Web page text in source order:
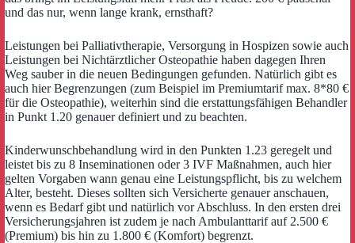
und das nur, wenn lange krank, ernsthaft?
Leistungen bei Palliativtherapie, Versorgung in Hospizen sowie auch
Leistungen bei Nichtärztlicher Osteopathie haben dagegen Ihren
Weg sauber in die neuen Bedingungen gefunden. Natürlich gibt es
auch hier Begrenzungen (zum Beispiel im Premiumtarif max. 8*80 €
für die Osteopathie), weiterhin sind die erstattungsfähigen Behandler
in Punkt 1.20 genauer definiert und zu beachten.
Kinderwunschbehandlung wird in den Punkten 1.23 geregelt und
leistet bis zu 8 Inseminationen oder 3 IVF Maßnahmen, auch hier
gelten Vorgaben wann genau eine Leistungspflicht, bis zu welchem
Alter, besteht. Dieses sollten sich Versicherte genauer anschauen,
wenn es Bedarf gibt und natürlich vor Abschluss. In den ersten drei
Versicherungsjahren ist zudem je nach Ambulanttarif auf 2.500 €
(Premium) bis hin zu 1.800 € (Komfort) begrenzt.